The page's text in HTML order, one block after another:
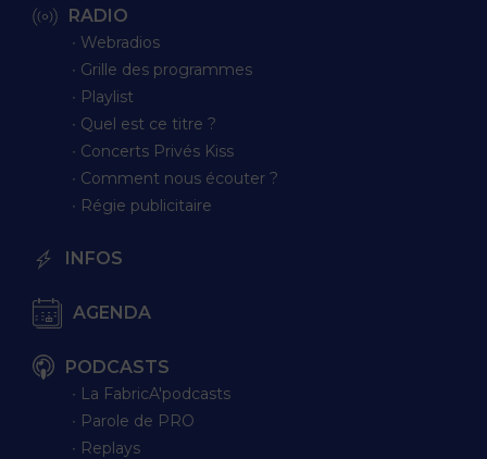
RADIO
∙ Webradios
∙ Grille des programmes
∙ Playlist
∙ Quel est ce titre ?
∙ Concerts Privés Kiss
∙ Comment nous écouter ?
∙ Régie publicitaire
INFOS
AGENDA
PODCASTS
∙ La FabricA'podcasts
∙ Parole de PRO
∙ Replays